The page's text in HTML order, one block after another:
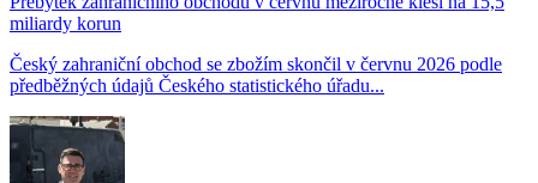
miliardy korun
Český zahraniční obchod se zbožím skončil v červnu 2026 podle
předběžných údajů Českého statistického úřadu...